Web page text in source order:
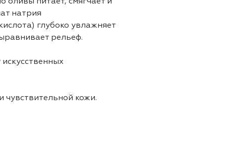
оливы питает, смягчает и
натрия
глубоко увлажняет
рельеф.
чувствительной кожи.